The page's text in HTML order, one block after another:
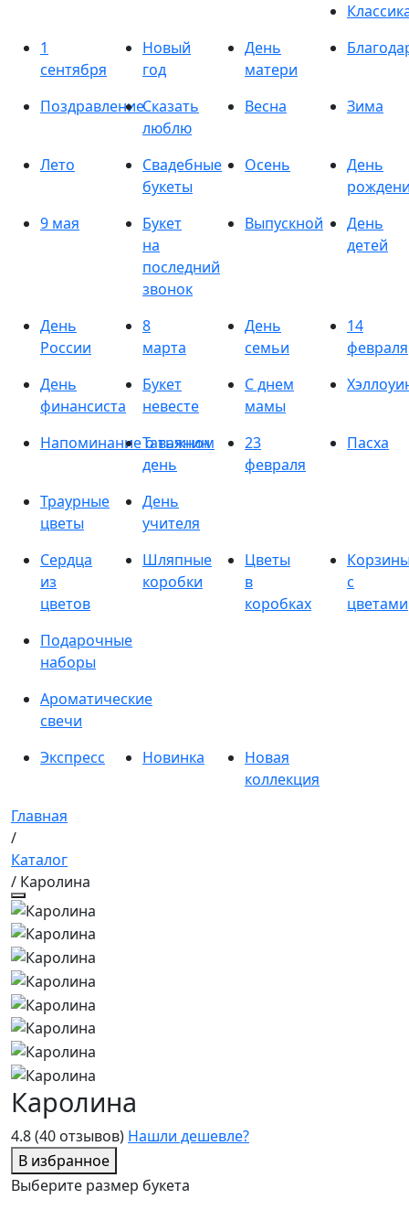
1
сентября
Новый
год
День
матери
ПоздравлениеСказать
люблю
Весна Зима
Лето
Свадебные
букеты
Осень
День
9 мая
Букет
на
последний
звонок
Выпускной
День
детей
День
России
8
марта
День
семьи
14
февраля
День
финансиста
Букет
невесте
С днем
мамы
Напоминание о важном
Татьянин
день
23
февраля
Пасха
Траурные
цветы
День
учителя
Сердца
из
цветов
Шляпные
коробки
Цветы
в
коробках
с
цветами
Подарочные
наборы
Ароматические
свечи
Экспресс
Новинка
Новая
коллекция
Главная
/
Каталог
/ Каролина
4.8(40 отзывов) Нашли дешевле?
В избранное
Каролина
Выберите размер букета